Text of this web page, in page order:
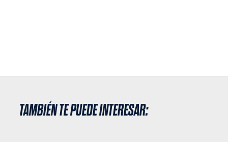
TAMBIÉN TE PUEDE INTERESAR: